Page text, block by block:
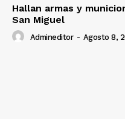
Hallan armas y
San Miguel
Admineditor - Agosto 8,